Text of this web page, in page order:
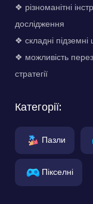
❖ різноманітні
дослідження
❖ складні
❖ можливість
стратегії
Категорії:
Пазли
Пікселні